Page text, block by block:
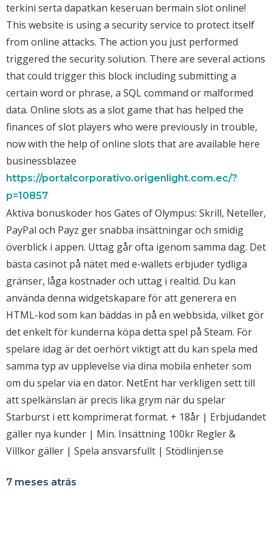
terkini serta dapatkan keseruan bermain slot online!
This website is using a security service to protect itself
from online attacks. The action you just performed
triggered the security solution. There are several actions
that could trigger this block including submitting a
certain word or phrase, a SQL command or malformed
data. Online slots as a slot game that has helped the
finances of slot players who were previously in trouble,
now with the help of online slots that are available here
businessblazee
https://portalcorporativo.origenlight.com.ec/?
p=10857
Aktiva bonuskoder hos Gates of Olympus: Skrill, Neteller,
PayPal och Payz ger snabba insättningar och smidig
överblick i appen. Uttag går ofta igenom samma dag. Det
bästa casinot på nätet med e-wallets erbjuder tydliga
gränser, låga kostnader och uttag i realtid. Du kan
använda denna widgetskapare för att generera en
HTML-kod som kan bäddas in på en webbsida, vilket gör
det enkelt för kunderna köpa detta spel på Steam. För
spelare idag är det oerhört viktigt att du kan spela med
samma typ av upplevelse via dina mobila enheter som
om du spelar via en dator. NetEnt har verkligen sett till
att spelkänslan är precis lika grym när du spelar
Starburst i ett komprimerat format. + 18år | Erbjudandet
gäller nya kunder | Min. Insättning 100kr Regler &
Villkor gäller | Spela ansvarsfullt | Stödlinjen.se
7 meses atrás